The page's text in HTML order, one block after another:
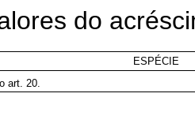
do
ESPÉCIE
art. 20.